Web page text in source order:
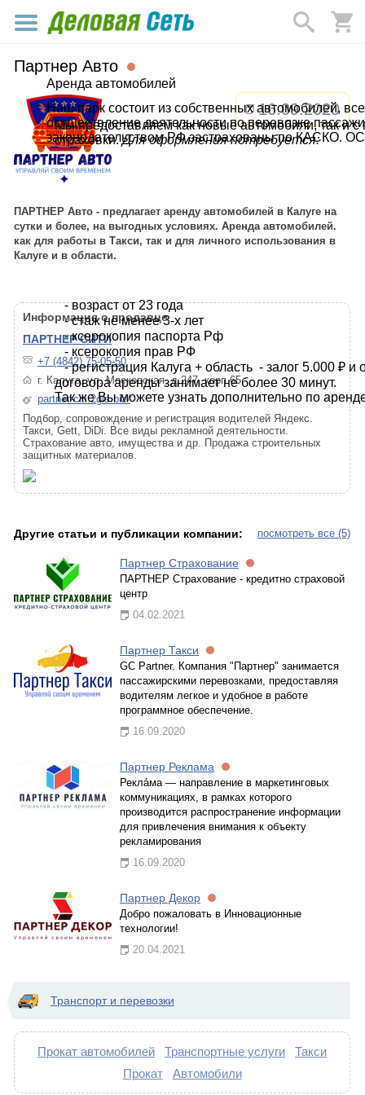
Партнер Авто
16.09.2020
ПАРТНЕР Авто - предлагает аренду автомобилей в Калуге на
сутки и более, на выгодных условиях. Аренда автомобилей.
как для работы в Такси, так и для личного использования в
Калуге и в области.
Аренда автомобилей
Наш парк состоит из собственных автомобилей,
осуществление деятельности по перевозке
законодательством РФ застрахованы по КАСКО,
пассивной безопасности (AirBag). Во всех
точностью до копейки подсчитать стоимость вашей
Мы предоставляем как новые автомобили, так и
страховки.Для оформления потребуется:
- возраст от 23 года
- стаж не менее 3-х лет
- ксерокопия паспорта Рф
- ксерокопия прав РФ
- регистрация Калуга + область - залог 5.000 ₽
договора аренды занимает не более 30 минут.
Так же Вы можете узнать дополнительно по
Информация о продавце
ПАРТНЕР СИТИ
+7 (4842) 75-05-50
г. Калуга, ул. Московская, д.247, корп.65
partner-citi.2gis.biz/
Подбор, сопровождение и регистрация водителей Яндекс.
Такси, Gett, DiDi. Все виды рекламной деятельности.
Страхование авто, имущества и др. Продажа строительных
защитных материалов.
посмотреть все (5)
Другие статьи и публикации компании:
Партнер Страхование
ПАРТНЕР Страхование - кредитно страховой
центр
04.02.2021
Партнер Такси
GC Partner. Компания "Партнер" занимается
пассажирскими перевозками, предоставляя
водителям легкое и удобное в работе
программное обеспечение.
16.09.2020
Партнер Реклама
Рекла́ма — направление в маркетинговых
коммуникациях, в рамках которого
производится распространение информации
для привлечения внимания к объекту
рекламирования
16.09.2020
Партнер Декор
Добро пожаловать в Инновационные
технологии!
20.04.2021
Транспорт и перевозки
Прокат автомобилей Транспортные услуги
Такси
Прокат
Автомобили